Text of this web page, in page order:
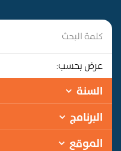
عرض بحسب:
السنة
البرنامج
الموقع